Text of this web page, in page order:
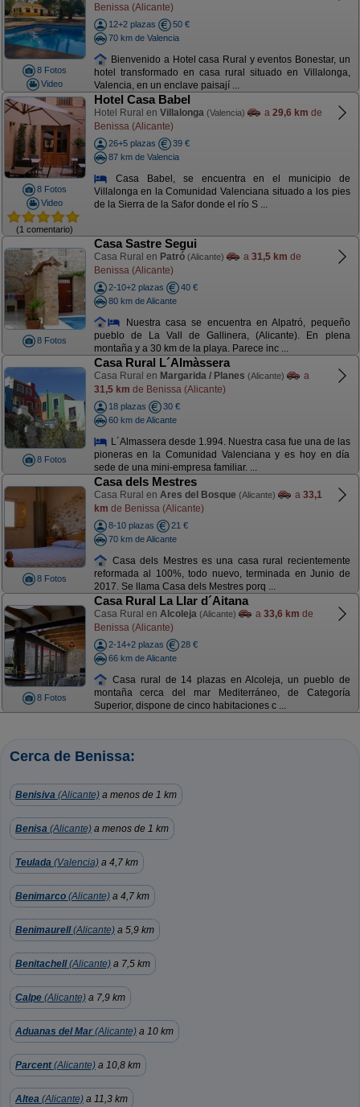
8 Fotos
Video
Benissa (Alicante)
12+2 plazas
50 €
70 km de Valencia
Bienvenido a Hotel casa Rural y eventos Bonestar, un
hotel transformado en casa rural situado en Villalonga,
Valencia, en un enclave paisají ...
8 Fotos
Video
(1 comentario)
Hotel Casa Babel
Hotel Rural en Villalonga (Valencia) a 29,6 km de
Benissa (Alicante)
26+5 plazas
39 €
87 km de Valencia
Casa Babel, se encuentra en el municipio de
Villalonga en la Comunidad Valenciana situado a los pies
de la Sierra de la Safor donde el río S ...
8 Fotos
Casa Sastre Segui
Casa Rural en Patró (Alicante) a 31,5 km de
Benissa (Alicante)
2-10+2 plazas
40 €
80 km de Alicante
Nuestra casa se encuentra en Alpatró, pequeño
pueblo de La Vall de Gallinera, (Alicante). En plena
montaña y a 30 km de la playa. Parece inc ...
8 Fotos
Casa Rural L´Almàssera
Casa Rural en Margarida / Planes (Alicante)
a
31,5 km de Benissa (Alicante)
18 plazas
30 €
60 km de Alicante
L´Almassera desde 1.994. Nuestra casa fue una de las
pioneras en la Comunidad Valenciana y es hoy en día
sede de una mini-empresa familiar. ...
8 Fotos
Casa dels Mestres
Casa Rural en Ares del Bosque (Alicante) a 33,1
km de Benissa (Alicante)
8-10 plazas
21 €
70 km de Alicante
Casa dels Mestres es una casa rural recientemente
reformada al 100%, todo nuevo, terminada en Junio de
2017. Se llama Casa dels Mestres porq ...
8 Fotos
Casa Rural La Llar d´Aitana
Casa Rural en Alcoleja (Alicante) a 33,6 km de
Benissa (Alicante)
2-14+2 plazas
28 €
66 km de Alicante
Casa rural de 14 plazas en Alcoleja, un pueblo de
montaña cerca del mar Mediterráneo, de Categoría
Superior, dispone de cinco habitaciones c ...
Cerca de Benissa:
Benisiva (Alicante) a menos de 1 km
Benisa (Alicante) a menos de 1 km
Teulada (Valencia) a 4,7 km
Benimarco (Alicante) a 4,7 km
Benimaurell(Alicante) a 5,9 km
Benitachell(Alicante) a 7,5 km
Calpe (Alicante) a 7,9 km
Aduanas del Mar (Alicante) a 10 km
Parcent(Alicante) a 10,8 km
Altea (Alicante) a 11,3 km